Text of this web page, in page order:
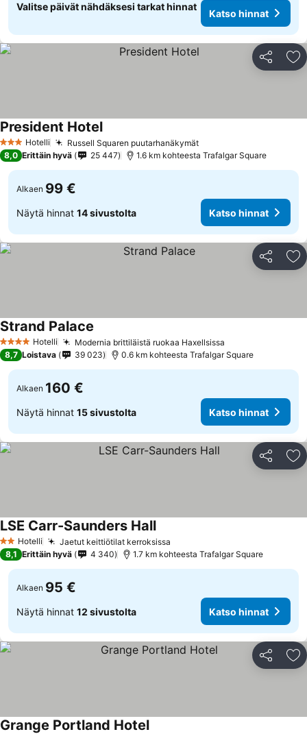
Valitse päivät nähdäksesi tarkat hinnat
Katso hinnat
Jaa
3 Tähtiluokitus
Hotelli Russell Squaren puutarhanäkymätKatso hinnat
President HotelKatso hinnat
8,0 Erittäin hyvä 25 447 1.6 km kohteesta Trafalgar Square
Alkaen 99 €
Näytä hinnat 14 sivustolta Katso hinnat
Jaa
4 Tähtiluokitus
Hotelli Modernia brittiläistä ruokaa Haxellsissa
Strand Palace
8,7 Loistava 39 023 0.6 km kohteesta Trafalgar Square
Alkaen 160 €
Näytä hinnat 15 sivustolta Katso hinnat
Jaa
2 Tähtiluokitus
Hotelli Jaetut keittiötilat kerroksissa
LSE Carr-Saunders HallKatso hinnat
8,1 Erittäin hyvä 4 340 1.7 km kohteesta Trafalgar Square
Alkaen 95 €
Näytä hinnat 12 sivustolta Katso hinnat
Jaa
Grange Portland Hotel